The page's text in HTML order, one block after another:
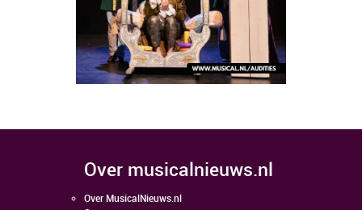
over musicalnieuws.nl
Over MusicalNieuws.nl